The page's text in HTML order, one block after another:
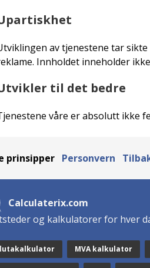
av tjenestene tar
Innholdet inneholder
til det bedre
våre er absolutt ikke
prinsipper Personvern
Calculaterix.com
og kalkulatorer for hver
MVA kalkulator